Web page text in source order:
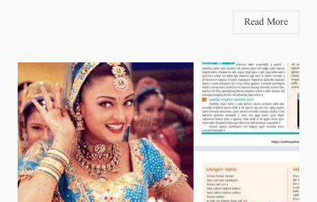
Read More